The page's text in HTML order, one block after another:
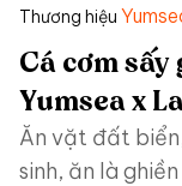
Thương hiệu
Cá cơm sấy
Yumsea x
Ăn vặt đất
sinh, ăn là ghiền